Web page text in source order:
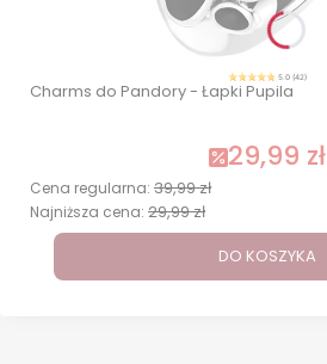
5.0 (42)
Charms do Pandory - Łapki Pupila
29,99 zł
Cena regularna: 39,99 zł
Najniższa cena: 29,99 zł
DO KOSZYKA